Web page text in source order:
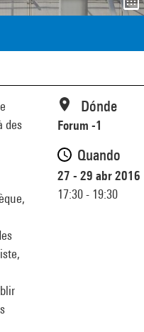
des
Dónde
Forum -1
Quando
27 - 29 abr 2016
17:30 - 19:30